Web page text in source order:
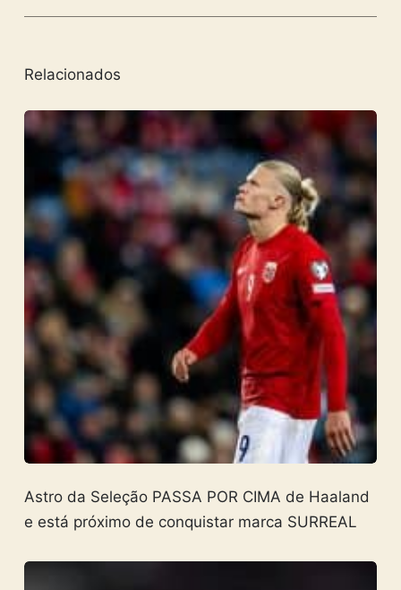
Relacionados
Astro da Seleção PASSA POR CIMA de Haaland
e está próximo de conquistar marca SURREAL